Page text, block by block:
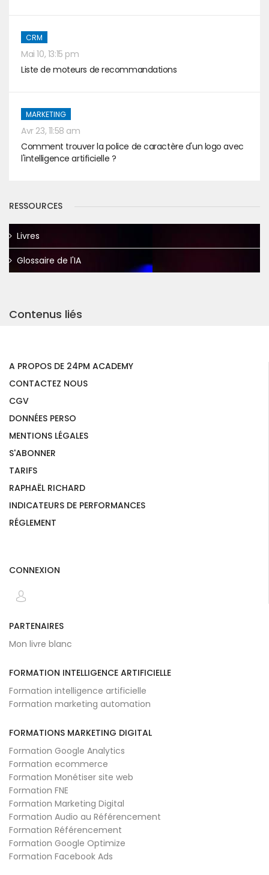
CRM
Mai 10, 13:15 pm
Liste de moteurs de recommandations
MARKETING
Avr 23, 11:58 am
Comment trouver la police de caractère d'un logo avec
l'intelligence artificielle ?
RESSOURCES
Livres
Glossaire de l'IA
Contenus liés
A PROPOS DE 24PM ACADEMY
CONTACTEZ NOUS
CGV
DONNÉES PERSO
MENTIONS LÉGALES
S'ABONNER
TARIFS
RAPHAËL RICHARD
INDICATEURS DE PERFORMANCES
RÉGLEMENT
CONNEXION
PARTENAIRES
Mon livre blanc
FORMATION INTELLIGENCE ARTIFICIELLE
Formation intelligence artificielle
Formation marketing automation
FORMATIONS MARKETING DIGITAL
Formation Google Analytics
Formation ecommerce
Formation Monétiser site web
Formation FNE
Formation Marketing Digital
Formation Audio au Référencement
Formation Référencement
Formation Google Optimize
Formation Facebook Ads